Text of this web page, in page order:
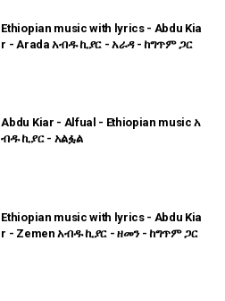
Ethiopian music with lyrics - Abdu Kia
r - Arada አብዱ ኪያር - አራዳ - ከግጥም ጋር
Abdu Kiar - Alfual - Ethiopian music አ
ብዱ ኪያር - አልፏል
Ethiopian music with lyrics - Abdu Kia
r - Zemen አብዱ ኪያር - ዘመን - ከግጥም ጋር